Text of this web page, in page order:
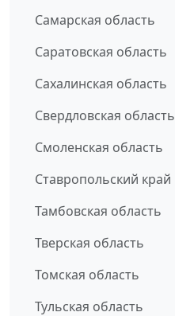
Самарская область
Саратовская область
Сахалинская область
Свердловская область
Смоленская область
Ставропольский край
Тамбовская область
Тверская область
Томская область
Тульская область